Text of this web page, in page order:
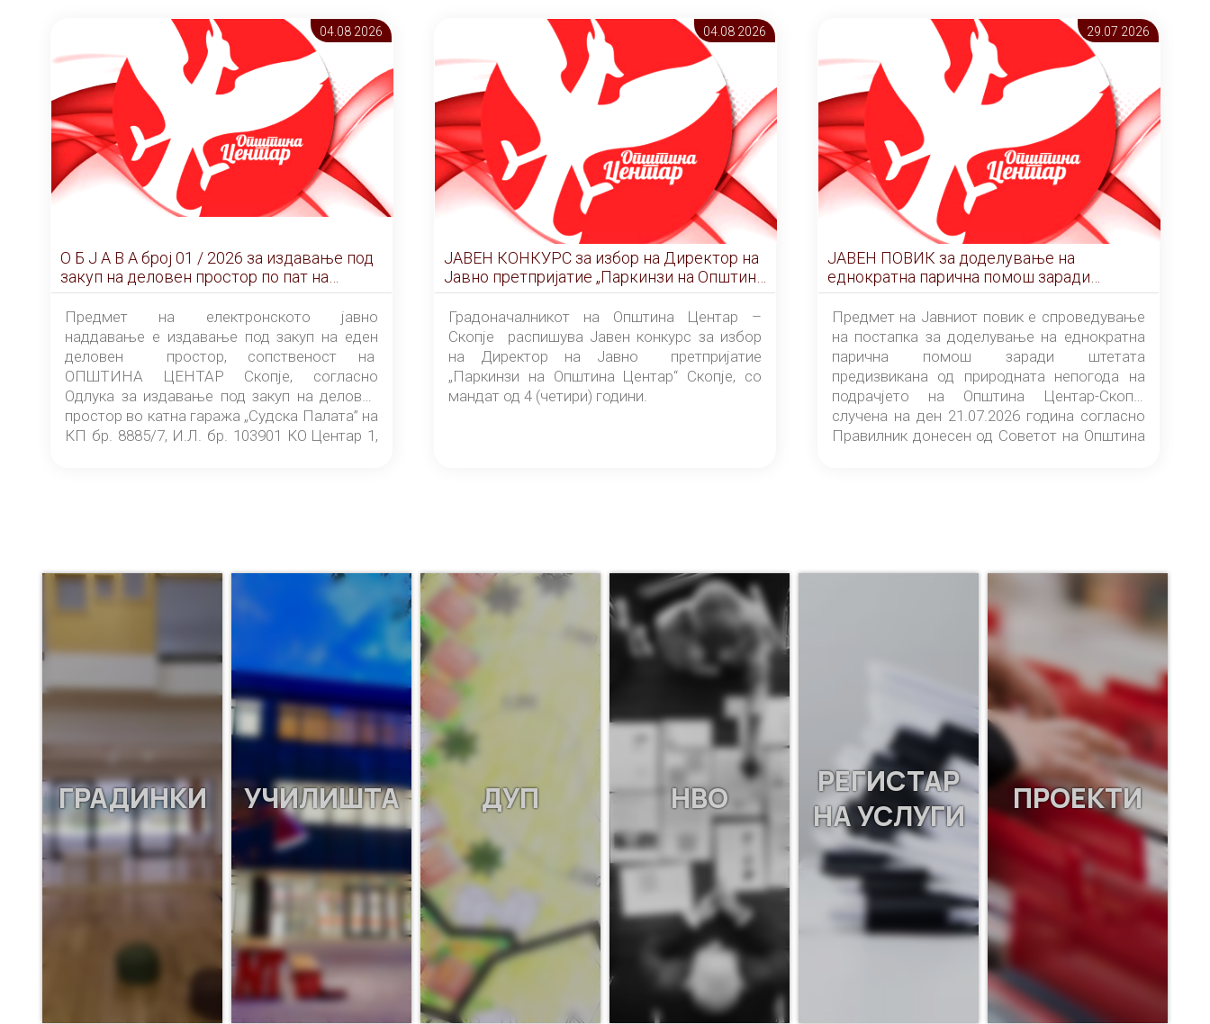
04.08 2026
О Б Ј А В А брoj 01 / 2026 за издавање под
закуп на деловен простор по пат на
ЕЛЕКТРОНСКО ЈАВНО НАДДАВАЊЕ
Предмет на електронското јавно
наддавање е издавање под закуп на еден
деловен простор, сопственост на
ОПШТИНА ЦЕНТАР Скопје, согласно
Одлука за издавање под закуп на деловен
простор во катна гаража „Судска Палата” на
КП бр. 8885/7, И.Л. бр. 103901 КО Центар 1,
понудувач.
04.08 2026
ЈАВЕН КОНКУРС за избор на Директор на
Јавно претпријатие „Паркинзи на Општина
Центар“ – Скопје
Градоначалникот на Општина Центар –
Скопје распишува Јавен конкурс за избор
на Директор на Јавно претпријатие
„Паркинзи на Општина Центар“ Скопје, со
мандат од 4 (четири) години.
29.07 2026
ЈАВЕН ПОВИК за доделување на
еднократна парична помош заради
штетата предизвикана од природната
непогода на подрачјето на Општина
Центар-Скопје случена на ден 21.07.2026
година
Предмет на Јавниот повик е спроведување
на постапка за доделување на еднократна
парична помош заради штетата
предизвикана од природната непогода на
подрачјето на Општина Центар-Скопје
случена на ден 21.07.2026 година согласно
Правилник донесен од Советот на Општина
ГРАДИНКИ УЧИЛИШТА ДУП НВО
РЕГИСТАР
НА УСЛУГИ
ПРОЕКТИ